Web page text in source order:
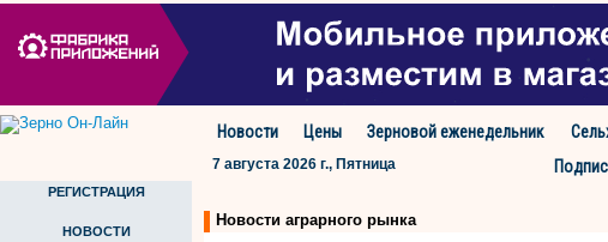
Новости Цены Зерновой еженедельник
7 августа 2026 г., Пятница
РЕГИСТРАЦИЯ
НОВОСТИ
Новости аграрного рынка